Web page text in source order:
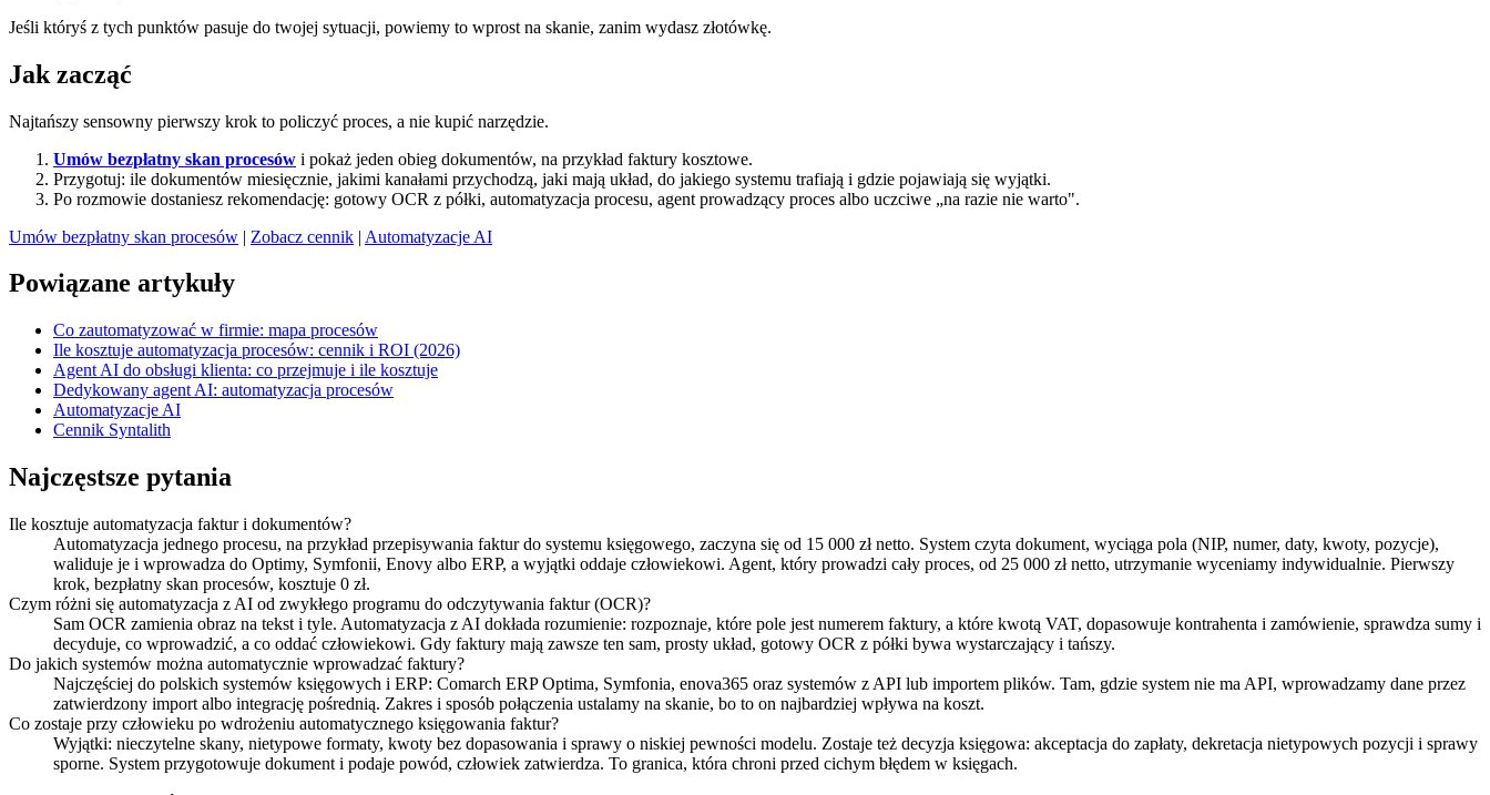
Jeśli któryś z tych punktów pasuje do twojej sytuacji, powiemy to wprost na skanie, zanim wydasz złotówkę.
Jak zacząć
Najtańszy sensowny pierwszy krok to policzyć proces, a nie kupić narzędzie.
Umów bezpłatny skan procesów i pokaż jeden obieg dokumentów, na przykład faktury kosztowe.
Przygotuj: ile dokumentów miesięcznie, jakimi kanałami przychodzą, jaki mają układ, do jakiego systemu trafiają i gdzie pojawiają się wyjątki.
Po rozmowie dostaniesz rekomendację: gotowy OCR z półki, automatyzacja procesu, agent prowadzący proces albo uczciwe „na razie nie warto".
Umów bezpłatny skan procesów | Zobacz cennik | Automatyzacje AI
Powiązane artykuły
Co zautomatyzować w firmie: mapa procesów
Ile kosztuje automatyzacja procesów: cennik i ROI (2026)
Agent AI do obsługi klienta: co przejmuje i ile kosztuje
Dedykowany agent AI: automatyzacja procesów
Automatyzacje AI
Cennik Syntalith
Najczęstsze pytania
Ile kosztuje automatyzacja faktur i dokumentów?
Automatyzacja jednego procesu, na przykład przepisywania faktur do systemu księgowego, zaczyna się od 15 000 zł netto. System czyta dokument, wyciąga pola (NIP, numer, daty, kwoty, pozycje),
waliduje je i wprowadza do Optimy, Symfonii, Enovy albo ERP, a wyjątki oddaje człowiekowi. Agent, który prowadzi cały proces, od 25 000 zł netto, utrzymanie wyceniamy indywidualnie. Pierwszy
krok, bezpłatny skan procesów, kosztuje 0 zł.
Czym różni się automatyzacja z AI od zwykłego programu do odczytywania faktur (OCR)?
Sam OCR zamienia obraz na tekst i tyle. Automatyzacja z AI dokłada rozumienie: rozpoznaje, które pole jest numerem faktury, a które kwotą VAT, dopasowuje kontrahenta i zamówienie, sprawdza sumy i
decyduje, co wprowadzić, a co oddać człowiekowi. Gdy faktury mają zawsze ten sam, prosty układ, gotowy OCR z półki bywa wystarczający i tańszy.
Do jakich systemów można automatycznie wprowadzać faktury?
Najczęściej do polskich systemów księgowych i ERP: Comarch ERP Optima, Symfonia, enova365 oraz systemów z API lub importem plików. Tam, gdzie system nie ma API, wprowadzamy dane przez
zatwierdzony import albo integrację pośrednią. Zakres i sposób połączenia ustalamy na skanie, bo to on najbardziej wpływa na koszt.
Co zostaje przy człowieku po wdrożeniu automatycznego księgowania faktur?
Wyjątki: nieczytelne skany, nietypowe formaty, kwoty bez dopasowania i sprawy o niskiej pewności modelu. Zostaje też decyzja księgowa: akceptacja do zapłaty, dekretacja nietypowych pozycji i sprawy
sporne. System przygotowuje dokument i podaje powód, człowiek zatwierdza. To granica, która chroni przed cichym błędem w księgach.